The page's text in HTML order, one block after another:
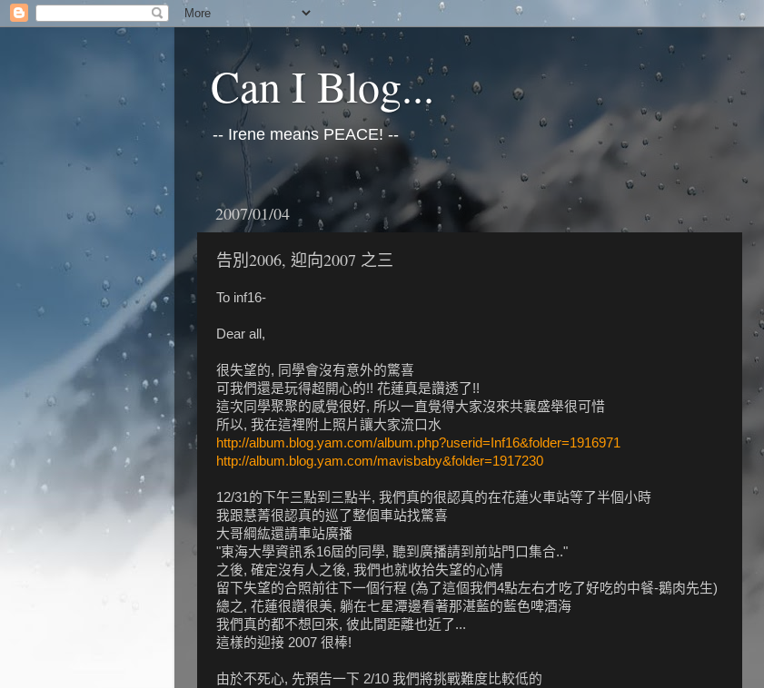
Can I Blog...
-- Irene means PEACE! --
2007/01/04
告別2006, 迎向2007 之三
To inf16-
Dear all,
很失望的, 同學會沒有意外的驚喜
可我們還是玩得超開心的!! 花蓮真是讚透了!!
這次同學聚聚的感覺很好, 所以一直覺得大家沒來共襄盛舉很可惜
所以, 我在這裡附上照片讓大家流口水
http://album.blog.yam.com/album.php?userid=Inf16&folder=1916971
http://album.blog.yam.com/mavisbaby&folder=1917230
12/31的下午三點到三點半, 我們真的很認真的在花蓮火車站等了半個小時
我跟慧菁很認真的巡了整個車站找驚喜
大哥綱紘還請車站廣播
"東海大學資訊系16屆的同學, 聽到廣播請到前站門口集合.."
之後, 確定沒有人之後, 我們也就收拾失望的心情
留下失望的合照前往下一個行程 (為了這個我們4點左右才吃了好吃的中餐-鵝肉先生)
總之, 花蓮很讚很美, 躺在七星潭邊看著那湛藍的藍色啤酒海
我們真的都不想回來, 彼此間距離也近了...
這樣的迎接 2007 很棒!
由於不死心, 先預告一下 2/10 我們將挑戰難度比較低的